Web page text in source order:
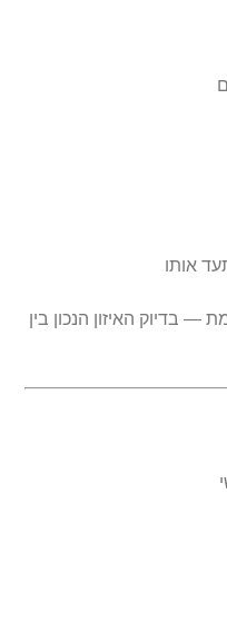
אותו
— בדיוק האיזון הנכון בין